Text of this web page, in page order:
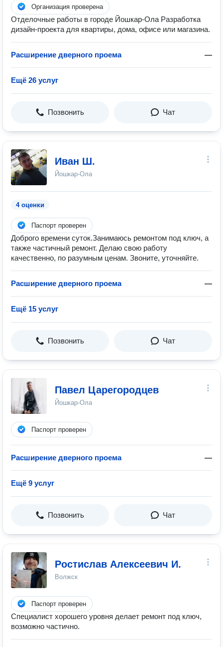
Организация проверена
Отделочные работы в городе Йошкар-Ола Разработка
дизайн-проекта для квартиры, дома, офисе или магазина.
Расширение дверного проема —
Ещё 26 услуг
Позвонить Чат
Иван Ш.
Йошкар-Ола
4 оценки
Паспорт проверен
Доброго времени суток.Занимаюсь ремонтом под ключ, а
также частичный ремонт. Делаю свою работу
качественно, по разумным ценам. Звоните, уточняйте.
Расширение дверного проема —
Ещё 15 услуг
Позвонить Чат
Павел Царегородцев
Йошкар-Ола
Паспорт проверен
Расширение дверного проема —
Ещё 9 услуг
Позвонить Чат
Ростислав Алексеевич И.
Волжск
Паспорт проверен
Специалист хорошего уровня делает ремонт под ключ,
возможно частично.